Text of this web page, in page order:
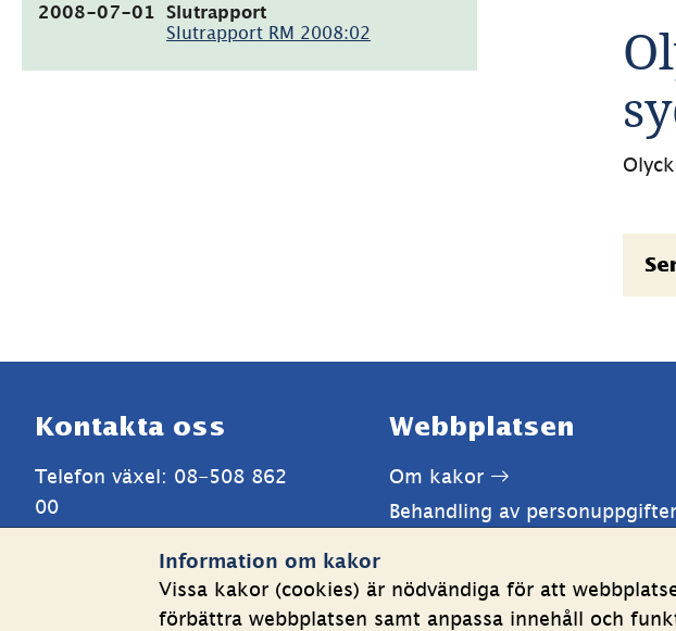
Information om kakor
Vissa kakor (cookies) är nödvändiga för att
förbättra webbplatsen samt anpassa innehåll och
2008-07-01
Slutrapport
Slutrapport RM 2008:02
(pdf,
Kontakta oss
Telefon växel: 08-508 862
00
Mer kontaktuppgifter
Webbplatsen
Om kakor
Behandling av personuppgifter